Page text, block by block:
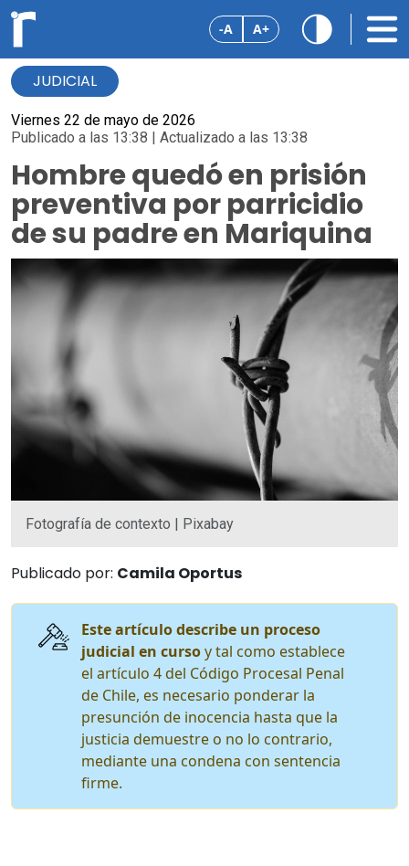
-A A+
JUDICIAL
Viernes 22 de mayo de 2026
Publicado a las 13:38 | Actualizado a las 13:38
Hombre quedó en prisión
preventiva por parricidio
de su padre en Mariquina
Fotografía de contexto | Pixabay
Publicado por: Camila Oportus
Este artículo describe un proceso
judicial en cursoy tal como establece
el artículo 4 del Código Procesal Penal
de Chile, es necesario ponderar la
presunción de inocencia hasta que la
justicia demuestre o no lo contrario,
mediante una condena con sentencia
firme.